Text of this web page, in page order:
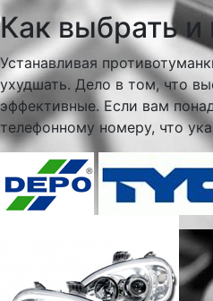
Как выбрать
Устанавливая
ухудшать. Дело в том, что
эффективные. Если вам
телефонному номеру, что